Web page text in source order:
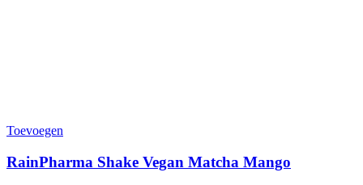
Toevoegen
RainPharma Shake Vegan Matcha Mango